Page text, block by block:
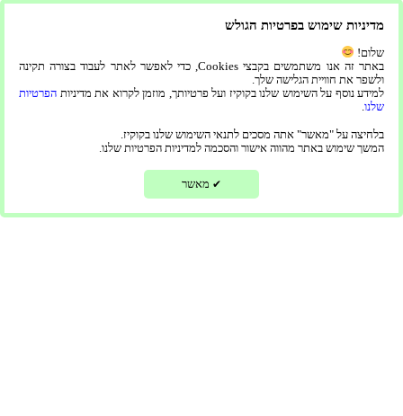
מדיניות שימוש בפרטיות הגולש
שלום!
באתר זה אנו משתמשים בקבצי Cookies, כדי לאפשר לאתר לעבוד בצורה תקינה
ולשפר את חוויית הגלישה שלך.
למידע נוסף על השימוש שלנו בקוקיז ועל פרטיותך, מוזמן לקרוא את מדיניות הפרטיות
שלנו.
בלחיצה על "מאשר" אתה מסכים לתנאי השימוש שלנו בקוקיז.
המשך שימוש באתר מהווה אישור והסכמה למדיניות הפרטיות שלנו.
✔ מאשר